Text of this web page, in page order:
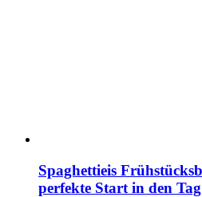
Spaghettieis
perfekte Start in den Tag